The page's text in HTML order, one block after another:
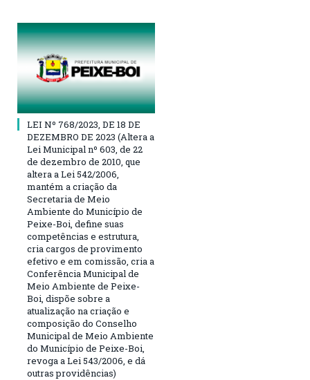
LEI Nº 768/2023, DE 18 DE
DEZEMBRO DE 2023 (Altera a
Lei Municipal nº 603, de 22
de dezembro de 2010, que
altera a Lei 542/2006,
mantém a criação da
Secretaria de Meio
Ambiente do Município de
Peixe-Boi, define suas
competências e estrutura,
cria cargos de provimento
efetivo e em comissão, cria a
Conferência Municipal de
Meio Ambiente de Peixe-
Boi, dispõe sobre a
atualização na criação e
composição do Conselho
Municipal de Meio Ambiente
do Município de Peixe-Boi,
revoga a Lei 543/2006, e dá
outras providências)